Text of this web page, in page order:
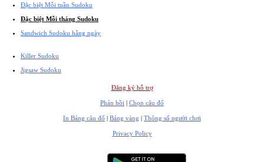
Đặc biệt Mỗi tuần Sudoku
Đặc biệt Mỗi tháng Sudoku
Sandwich Sudoku hằng ngày
Killer Sudoku
Jigsaw Sudoku
Đăng ký hỗ trợ
Phản hồi | Chọn câu đố
In Bảng câu đố | Bảng vàng | Thông số người chơi
Privacy Policy